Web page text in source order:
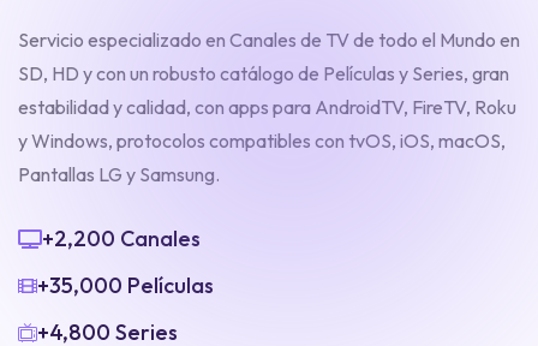
Servicio especializado en Canales de TV de todo el Mundo en
SD, HD y con un robusto catálogo de Películas y Series, gran
estabilidad y calidad, con apps para AndroidTV, FireTV, Roku
y Windows, protocolos compatibles con tvOS, iOS, macOS,
Pantallas LG y Samsung.
+2,200 Canales
+35,000 Películas
+4,800 Series